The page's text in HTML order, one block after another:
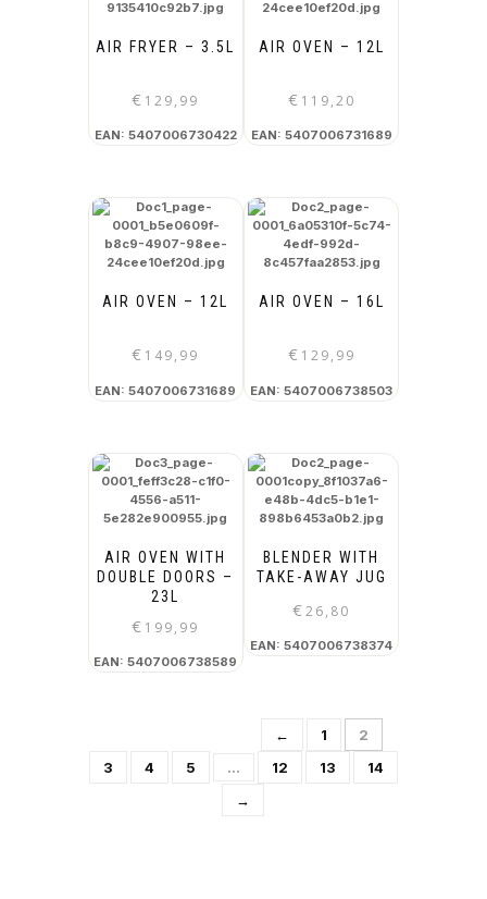
AIR FRYER – 3.5L
€ 129,99
EAN: 5407006730422
AIR OVEN – 12L
€ 119,20
EAN: 5407006731689
AIR OVEN – 12L
€ 149,99
EAN:5407006731689
AIR OVEN – 16L
€ 129,99
EAN:5407006738503
AIR OVEN WITH
DOUBLE DOORS –
23L
€ 199,99
EAN:5407006738589
BLENDER WITH
TAKE-AWAY JUG
€26,80
EAN:5407006738374
← 1
2
3
4 5 … 12 13
14
→